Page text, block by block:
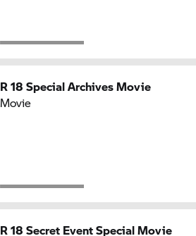
R 18 Special Archives Movie
Movie
R 18 Secret Event Special Movie